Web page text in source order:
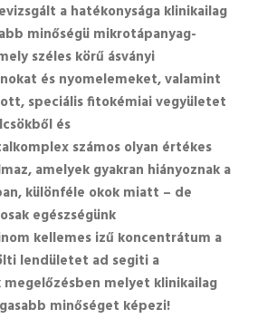
a hatékonysága klinikailag
minőségü mikrotápanyag-
széles körű ásványi
és nyomelemeket, valamint
speciális fitokémiai vegyületet
és
számos olyan értékes
amelyek gyakran hiányoznak a
különféle okok miatt – de
egészségünk
kellemes izű koncentrátum a
lendületet ad segiti a
melyet klinikailag
minőséget képezi!